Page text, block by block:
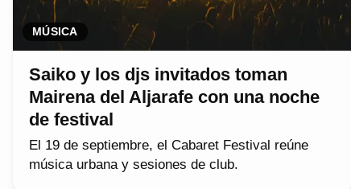
MÚSICA
Saiko y los djs invitados toman
Mairena del Aljarafe con una noche
de festival
El 19 de septiembre, el Cabaret Festival reúne
música urbana y sesiones de club.